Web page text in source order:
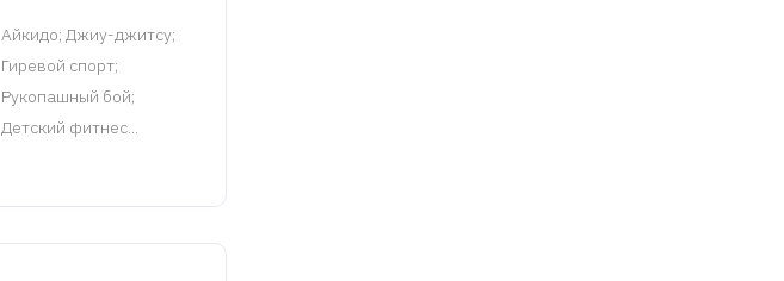
Айкидо; Джиу-джитсу;
Гиревой спорт;
Рукопашный бой;
Детский фитнес...